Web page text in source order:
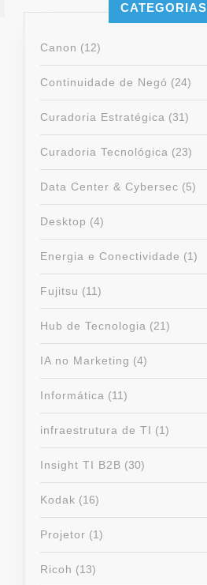
CATEGORIAS
Canon (12)
Continuidade de Negó (24)
Curadoria Estratégica (31)
Curadoria Tecnológica (23)
Data Center & Cybersec (5)
Desktop (4)
Energia e Conectividade (1)
Fujitsu (11)
Hub de Tecnologia (21)
IA no Marketing (4)
Informática (11)
infraestrutura de TI (1)
Insight TI B2B (30)
Kodak (16)
Projetor (1)
Ricoh (13)